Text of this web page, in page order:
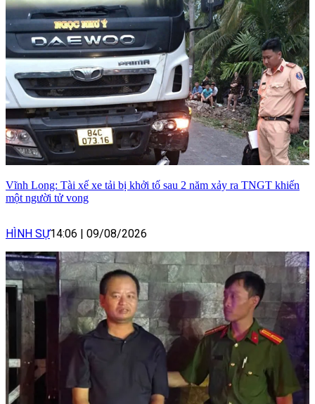
Vĩnh Long: Tài xế xe tải bị khởi tố sau 2 năm xảy ra TNGT khiến
một người tử vong
HÌNH SỰ14:06 | 09/08/2026